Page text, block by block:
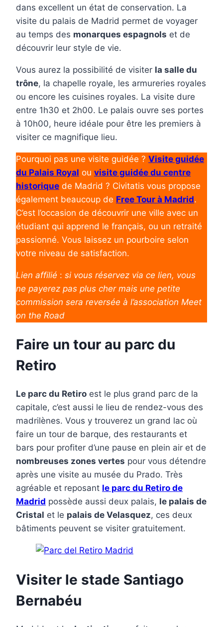
dans excellent un état de conservation. La
visite du palais de Madrid permet de voyager
au temps des monarques espagnols et de
découvrir leur style de vie.
Vous aurez la possibilité de visiter la salle du
trône, la chapelle royale, les armureries royales
ou encore les cuisines royales. La visite dure
entre 1h30 et 2h00. Le palais ouvre ses portes
à 10h00, heure idéale pour être les premiers à
visiter ce magnifique lieu.
Pourquoi pas une visite guidée ? Visite guidée
du Palais Royal ou visite guidée du centre
historique de Madrid ? Civitatis vous propose
également beaucoup de Free Tour à Madrid.
C’est l’occasion de découvrir une ville avec un
étudiant qui apprend le français, ou un retraité
passionné. Vous laissez un pourboire selon
votre niveau de satisfaction.
Lien affilié : si vous réservez via ce lien, vous
ne payerez pas plus cher mais une petite
commission sera reversée à l’association Meet
on the Road
Faire un tour au parc du
Retiro
Le parc du Retiro est le plus grand parc de la
capitale, c’est aussi le lieu de rendez-vous des
madrilènes. Vous y trouverez un grand lac où
faire un tour de barque, des restaurants et
bars pour profiter d’une pause en plein air et de
nombreuses zones vertes pour vous détendre
après une visite au musée du Prado. Très
agréable et reposant le parc du Retiro de
Madrid possède aussi deux palais, le palais de
Cristal et le palais de Velasquez, ces deux
bâtiments peuvent se visiter gratuitement.
Visiter le stade Santiago
Bernabéu